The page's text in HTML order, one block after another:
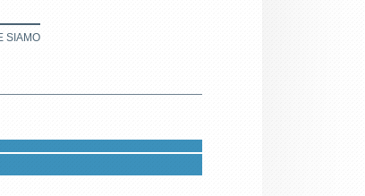
SIAMO